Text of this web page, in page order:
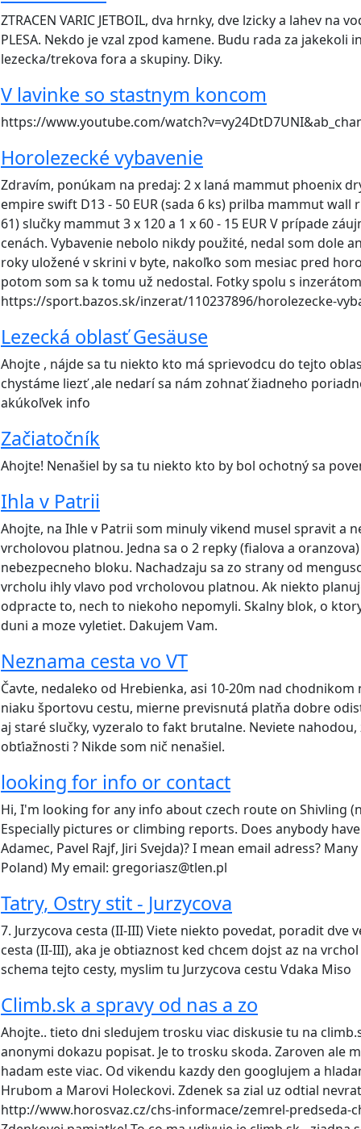
ZTRACEN VARIC JETBOIL, dva hrnky, dve lzicky a lahev na
PLESA. Nekdo je vzal zpod kamene. Budu rada za jakekoli
lezecka/trekova fora a skupiny. Diky.
V lavinke so stastnym koncom
https://www.youtube.com/
Horolezecké vybavenie
Zdravím, ponúkam na predaj: 2 x laná mammut phoenix
empire swift D13 - 50 EUR (sada 6 ks) prilba mammut wall
61) slučky mammut 3 x 120 a 1 x 60 - 15 EUR V prípade
cenách. Vybavenie nebolo nikdy použité, nedal som dole
roky uložené v skrini v byte, nakoľko som mesiac pred
potom som sa k tomu už nedostal. Fotky spolu s
https://sport.bazos.sk/inzerat/110237896/horolezecke-
Lezecká oblasť Gesäuse
Ahojte , nájde sa tu niekto kto má sprievodcu do tejto
chystáme liezť ,ale nedarí sa nám zohnať žiadneho
akúkoľvek info
Začiatočník
Ahojte! Nenašiel by sa tu niekto kto by bol ochotný sa
Ihla v Patrii
Ahojte, na Ihle v Patrii som minuly vikend musel spravit a
vrcholovou platnou. Jedna sa o 2 repky (fialova a
nebezpecneho bloku. Nachadzaju sa zo strany od
vrcholu ihly vlavo pod vrcholovou platnou. Ak niekto
odpracte to, nech to niekoho nepomyli. Skalny blok, o
duni a moze vyletiet. Dakujem Vam.
Neznama cesta vo VT
Čavte, nedaleko od Hrebienka, asi 10-20m nad
niaku športovu cestu, mierne previsnutá platňa dobre
aj staré slučky, vyzeralo to fakt brutalne. Neviete nahodou,
obťiažnosti ? Nikde som nič nenašiel.
looking for info or contact
Hi, I'm looking for any info about czech route on Shivling
Especially pictures or climbing reports. Does anybody
Adamec, Pavel Rajf, Jiri Svejda)? I mean email adress?
Poland) My email: gregoriasz@tlen.pl
Tatry, Ostry stit - Jurzycova
7. Jurzycova cesta (II-III) Viete niekto povedat, poradit dve
cesta (II-III), aka je obtiaznost ked chcem dojst az na
schema tejto cesty, myslim tu Jurzycova cestu Vdaka Miso
Climb.sk a spravy od nas a zo
Ahojte.. tieto dni sledujem trosku viac diskusie tu na
anonymi dokazu popisat. Je to trosku skoda. Zaroven ale
hadam este viac. Od vikendu kazdy den googlujem a
Hrubom a Marovi Holeckovi. Zdenek sa zial uz odtial
http://www.horosvaz.cz/chs-informace/zemrel-predseda-